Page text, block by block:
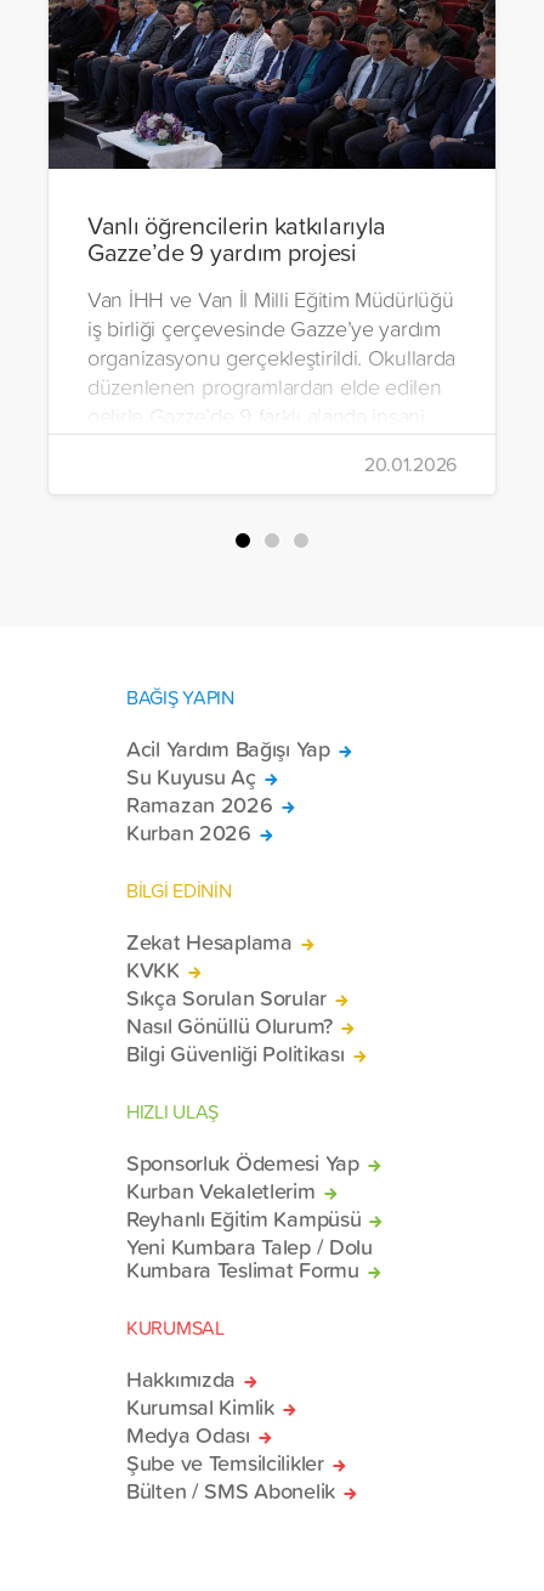
Vanlı öğrencilerin katkılarıyla
Gazze’de 9 yardım projesi
Van İHH ve Van İl Milli Eğitim Müdürlüğü
iş birliği çerçevesinde Gazze’ye yardım
organizasyonu gerçekleştirildi. Okullarda
düzenlenen programlardan elde edilen
gelirle Gazze’de 9 farklı alanda insani
yardım çalışmalarında bulunuldu.
20.01.2026
BAĞIŞ YAPIN
Acil Yardım Bağışı Yap
Su Kuyusu Aç
Ramazan 2026
Kurban 2026
BİLGİ EDİNİN
Zekat Hesaplama
KVKK
Sıkça Sorulan Sorular
Nasıl Gönüllü Olurum?
Bilgi Güvenliği Politikası
HIZLI ULAŞ
Sponsorluk Ödemesi Yap
Kurban Vekaletlerim
Reyhanlı Eğitim Kampüsü
Yeni Kumbara Talep / Dolu
Kumbara Teslimat Formu
KURUMSAL
Hakkımızda
Kurumsal Kimlik
Medya Odası
Şube ve Temsilcilikler
Bülten / SMS Abonelik